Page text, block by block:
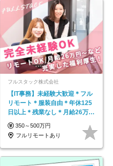
フルスタック株式会社
【IT事務】未経験大歓迎＊フル
リモート＊服装自由＊年休125
日以上＊残業なし＊月給26万円
以上
350～500万円
フルリモートあり